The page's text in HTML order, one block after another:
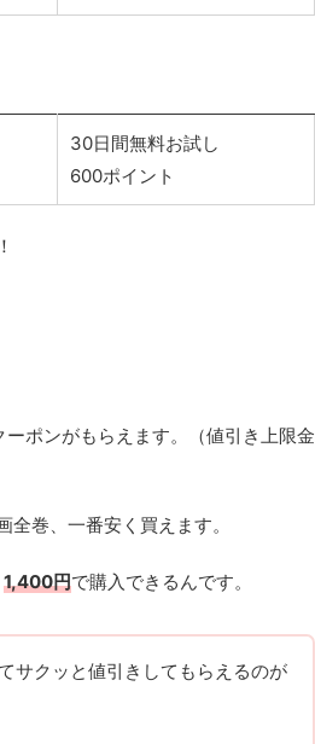
30日間無料お試し
600ポイント
ポンがもらえます。（値引き上限金
巻、一番安く買えます。
1,400円で購入できるんです。
サクッと値引きしてもらえるのが